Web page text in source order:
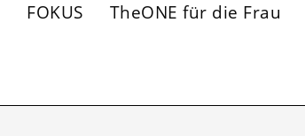
FOKUS TheONE für die Frau